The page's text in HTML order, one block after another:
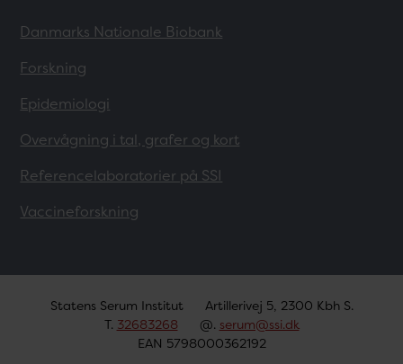
Danmarks Nationale Biobank
Forskning
Epidemiologi
Overvågning i tal, grafer og kort
Referencelaboratorier på SSI
Vaccineforskning
Statens Serum Institut
Artillerivej 5, 2300 Kbh S.
T. 32683268 @. serum@ssi.dk
EAN 5798000362192